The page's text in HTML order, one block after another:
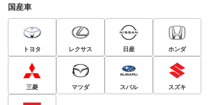
国産車
トヨタ レクサス 日産 ホンダ
三菱 マツダ スバル スズキ